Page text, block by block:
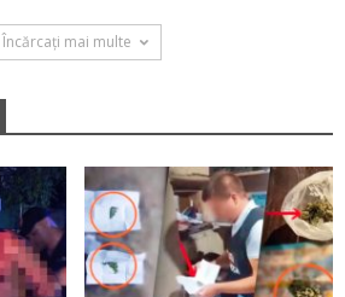
Încărcați mai multe